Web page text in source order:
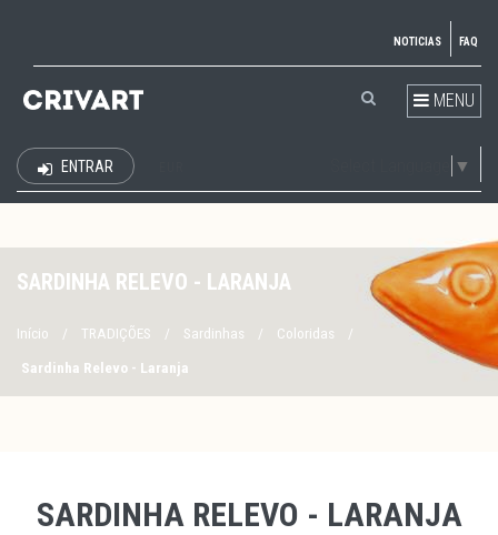
NOTICIAS FAQ
MENU
▼
ENTRAR
SARDINHA RELEVO - LARANJA
Início / TRADIÇÕES / Sardinhas / Coloridas /
Sardinha Relevo - Laranja
SARDINHA RELEVO - LARANJA